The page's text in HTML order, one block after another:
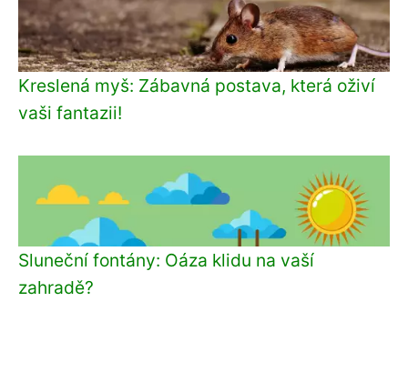
Kreslená myš: Zábavná postava, která oživí
vaši fantazii!
Sluneční fontány: Oáza klidu na vaší
zahradě?